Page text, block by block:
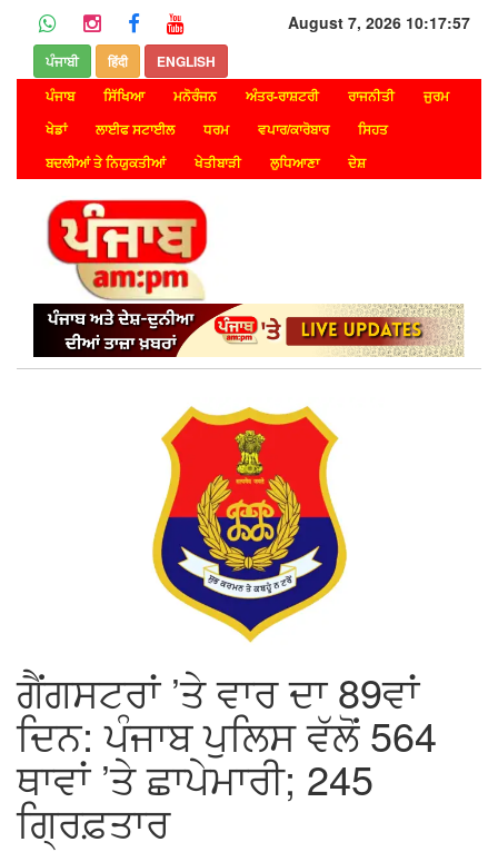
August 7, 2026 10:17:57
ਪੰਜਾਬੀ हिंदी
ENGLISH
ਪੰਜਾਬ
ਸਿੱਖਿਆ ਮਨੋਰੰਜਨ ਅੰਤਰ-ਰਾਸ਼ਟਰੀ ਰਾਜਨੀਤੀ
ਜੁਰਮ
ਖੇਡਾਂ
ਲਾਈਫ ਸਟਾਈਲ ਧਰਮ ਵਪਾਰ/ਕਾਰੋਬਾਰ
ਸਿਹਤ
ਬਦਲੀਆਂ ਤੇ ਨਿਯੁਕਤੀਆਂ
ਖੇਤੀਬਾੜੀ ਲੁਧਿਆਣਾ ਦੇਸ਼
ਗੈਂਗਸਟਰਾਂ ’ਤੇ ਵਾਰ ਦਾ 89ਵਾਂ
ਦਿਨ: ਪੰਜਾਬ ਪੁਲਿਸ ਵੱਲੋਂ 564
ਥਾਵਾਂ ’ਤੇ ਛਾਪੇਮਾਰੀ; 245
ਗ੍ਰਿਫ਼ਤਾਰ